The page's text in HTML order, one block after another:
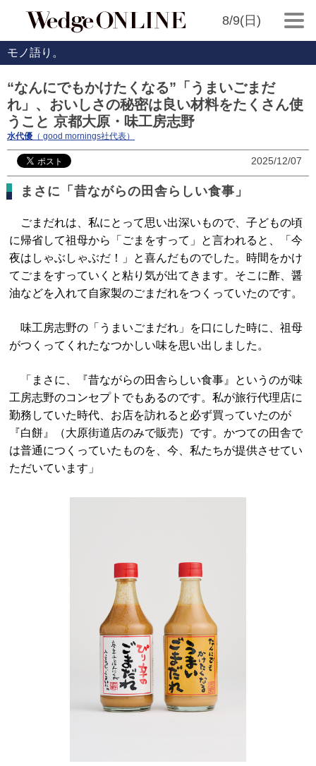
8/9(日)
モノ語り。
“なんにでもかけたくなる”「うまいごまだ
れ」、おいしさの秘密は良い材料をたくさん使
うこと 京都大原・味工房志野
水代優 （ good mornings社代表）
2025/12/07
まさに「昔ながらの田舎らしい食事」
ごまだれは、私にとって思い出深いもので、子どもの頃
に帰省して祖母から「ごまをすって」と言われると、「今
夜はしゃぶしゃぶだ！」と喜んだものでした。時間をかけ
てごまをすっていくと粘り気が出てきます。そこに酢、醤
油などを入れて自家製のごまだれをつくっていたのです。
味工房志野の「うまいごまだれ」を口にした時に、祖母
がつくってくれたなつかしい味を思い出しました。
「まさに、『昔ながらの田舎らしい食事』というのが味
工房志野のコンセプトでもあるのです。私が旅行代理店に
勤務していた時代、お店を訪れると必ず買っていたのが
『白餅』（大原街道店のみで販売）です。かつての田舎で
は普通につくっていたものを、今、私たちが提供させてい
ただいています」